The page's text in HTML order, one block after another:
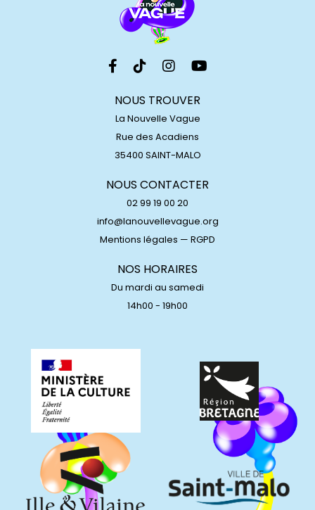
NOUS TROUVER
La Nouvelle Vague
Rue des Acadiens
35400 SAINT-MALO
NOUS CONTACTER
02 99 19 00 20
info@lanouvellevague.org
Mentions légales — RGPD
NOS HORAIRES
Du mardi au samedi
14h00 - 19h00